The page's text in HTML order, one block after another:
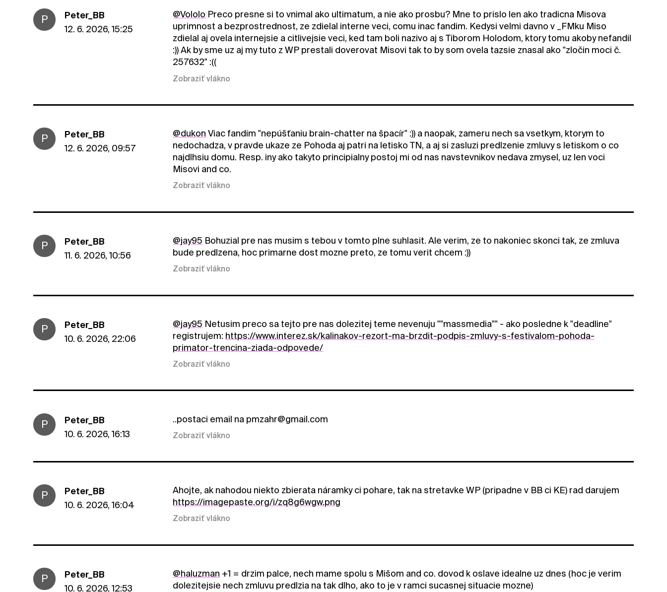
P
Peter_BB
12. 6. 2026, 15:25
@Vololo Preco presne si to vnimal ako ultimatum, a nie ako prosbu? Mne to prislo len ako tradicna Misova
uprimnost a bezprostrednost, ze zdielal interne veci, comu inac fandim. Kedysi velmi davno v _FMku Miso
zdielal aj ovela internejsie a citlivejsie veci, ked tam boli nazivo aj s Tiborom Holodom, ktory tomu akoby nefandil
:)) Ak by sme uz aj my tuto z WP prestali doverovat Misovi tak to by som ovela tazsie znasal ako "zločin moci č.
257632" :((
Zobraziť vlákno
P
Peter_BB
12. 6. 2026, 09:57
@dukon Viac fandim "nepúšťaniu brain-chatter na špacír" :)) a naopak, zameru nech sa vsetkym, ktorym to
nedochadza, v pravde ukaze ze Pohoda aj patri na letisko TN, a aj si zasluzi predlzenie zmluvy s letiskom o co
najdlhsiu domu. Resp. iny ako takyto principialny postoj mi od nas navstevnikov nedava zmysel, uz len voci
Misovi and co.
Zobraziť vlákno
P
Peter_BB
11. 6. 2026, 10:56
@jay95 Bohuzial pre nas musim s tebou v tomto plne suhlasit. Ale verim, ze to nakoniec skonci tak, ze zmluva
bude predlzena, hoc primarne dost mozne preto, ze tomu verit chcem :))
Zobraziť vlákno
P
Peter_BB
10. 6. 2026, 22:06
@jay95 Netusim preco sa tejto pre nas dolezitej teme nevenuju ""massmedia"" - ako posledne k "deadline"
registrujem: https://www.interez.sk/kalinakov-rezort-ma-brzdit-podpis-zmluvy-s-festivalom-pohoda-
primator-trencina-ziada-odpovede/
Zobraziť vlákno
P
Peter_BB
10. 6. 2026, 16:13
..postaci email na pmzahr@gmail.com
Zobraziť vlákno
P
Peter_BB
10. 6. 2026, 16:04
Ahojte, ak nahodou niekto zbierata náramky ci pohare, tak na stretavke WP (pripadne v BB ci KE) rad darujem
https://imagepaste.org/i/zq8g6wgw.png
Zobraziť vlákno
P
Peter_BB
10. 6. 2026, 12:53
@haluzman +1 = drzim palce, nech mame spolu s Mišom and co. dovod k oslave idealne uz dnes (hoc je verim
dolezitejsie nech zmluvu predlzia na tak dlho, ako to je v ramci sucasnej situacie mozne)